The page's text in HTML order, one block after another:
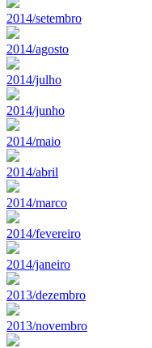
2014/setembro
2014/agosto
2014/julho
2014/junho
2014/maio
2014/abril
2014/marco
2014/fevereiro
2014/janeiro
2013/dezembro
2013/novembro